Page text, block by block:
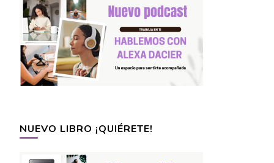
NUEVO LIBRO ¡QUIÉRETE!